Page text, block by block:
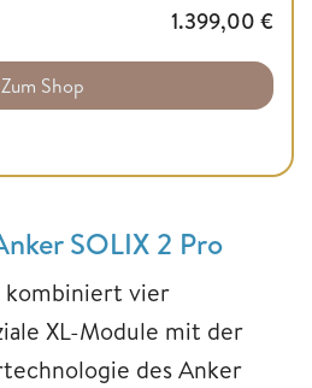
1.399,00 €
Zum Shop
SOLIX 2 Pro
kombiniert vier
XL-Module mit der
des Anker